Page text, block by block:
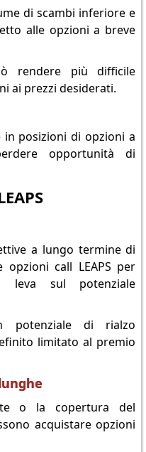
di scambi inferiore e
alle opzioni a breve
rendere più difficile
ai prezzi desiderati.
in posizioni di opzioni a
opportunità di
a lungo termine di
call LEAPS per
leva sul potenziale
potenziale di rialzo
limitato al premio
o la copertura del
acquistare opzioni